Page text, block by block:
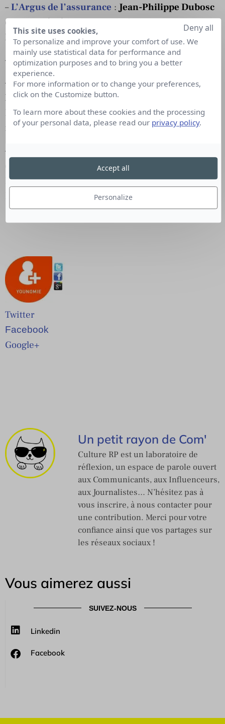
–L’Argus de l’assurance : Jean-Philippe Dubosc
est nommé Rédacteur en chef adjoint web de
l’Argus de l’assurance.
–
Le Point :Claude Askolovitch quitte Le Point.
– Direct Matin /Direct Matin.fr:Ludovic
Pompignoli est nommé Rédacteur en chef de
Direct Matin. Guillaume Zeller est promu
rédacteur en chef de DirectMatin.fr.
–
est nommée Rédactrice en chef du mensuel
Industrie et Technologies. Elle remplace Ridha
Twitter
Facebook
Google+
Un petit rayon de Com'
Culture RP est un laboratoire de
réflexion, un espace de parole ouvert
aux Communicants, aux Influenceurs,
aux Journalistes… N’hésitez pas à
vous inscrire, à nous contacter pour
une contribution. Merci pour votre
confiance ainsi que vos partages sur
les réseaux sociaux !
Vous aimerez aussi
SUIVEZ-NOUS
Linkedin
Facebook
This site uses cookies,
To personalize and improve your comfort of use. We
mainly use statistical data for performance and
optimization purposes and to bring you a better
experience.
For more information or to change your preferences,
click on the Customize button.
To learn more about these cookies and the processing
of your personal data, please read our privacy policy.
Personalize
Deny all
Accept all